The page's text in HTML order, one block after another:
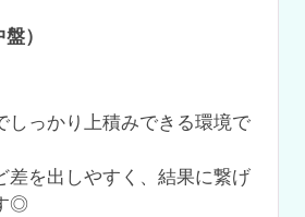
）
しっかり上積みできる環境で
差を出しやすく、結果に繋げ
◎